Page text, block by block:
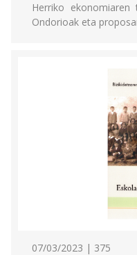
Herriko
Ondorioak eta
07/03/2023 | 375